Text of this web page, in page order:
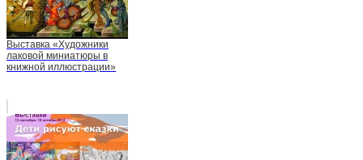
Выставка «Художники
лаковой миниатюры в
книжной иллюстрации»